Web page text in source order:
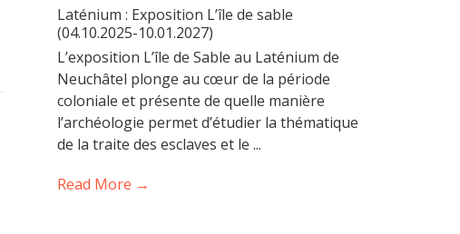
Laténium : Exposition L’île de sable
(04.10.2025-10.01.2027)
L’exposition L’île de Sable au Laténium de
Neuchâtel plonge au cœur de la période
coloniale et présente de quelle manière
l’archéologie permet d’étudier la thématique
de la traite des esclaves et le ...
Read More →